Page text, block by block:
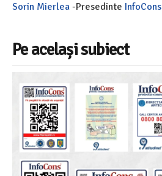
Sorin Mierlea -Presedinte InfoCons
Pe același subiect